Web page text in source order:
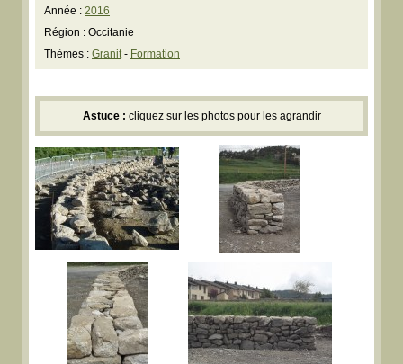
Année : 2016
Région : Occitanie
Thèmes : Granit- Formation
Astuce : cliquez sur les photos pour les agrandir